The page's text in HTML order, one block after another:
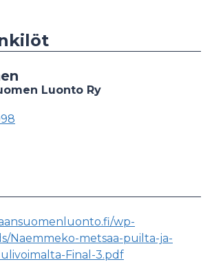
Luonto Ry
wp-
Naemmeko-metsaa-puilta-ja-
Final-3.pdf